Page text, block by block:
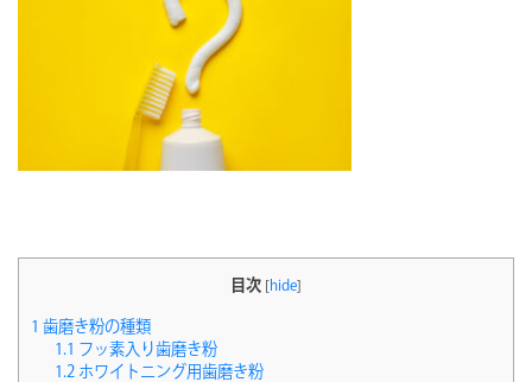
目次 [hide]
1 歯磨き粉の種類
1.1 フッ素入り歯磨き粉
1.2ホワイトニング用歯磨き粉